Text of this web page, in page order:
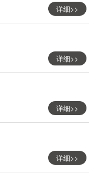
详细>>
详细>>
详细>>
详细>>